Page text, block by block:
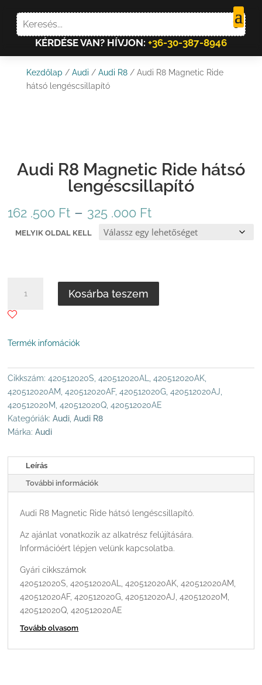
KÉRDÉSE VAN? HÍVJON: +36-30-387-8946
Kezdőlap / Audi / Audi R8/ Audi R8 Magnetic Ride
hátsó lengéscsillapító
Audi R8 Magnetic Ride hátsó
lengéscsillapító
162 .500 Ft – 325 .000 FtÁrtartomány:
162
.500 Ft
.000 Ft
MELYIK OLDAL KELL
MAGNETIC
Kosárba teszem
Termék infomációk
Cikkszám:420512020S, 420512020AL, 420512020AK,
420512020AM, 420512020AF, 420512020G, 420512020AJ,
420512020M, 420512020Q, 420512020AE
Kategóriák:Audi ,Audi R8
Márka:Audi
Leírás
További információk
Audi R8 Magnetic Ride hátsó lengéscsillapító.
Az ajánlat vonatkozik az alkatrész felújítására.
Információért lépjen velünk kapcsolatba.
Gyári cikkszámok
420512020S, 420512020AL, 420512020AK, 420512020AM,
420512020AF, 420512020G, 420512020AJ, 420512020M,
420512020Q, 420512020AE
Tovább olvasom